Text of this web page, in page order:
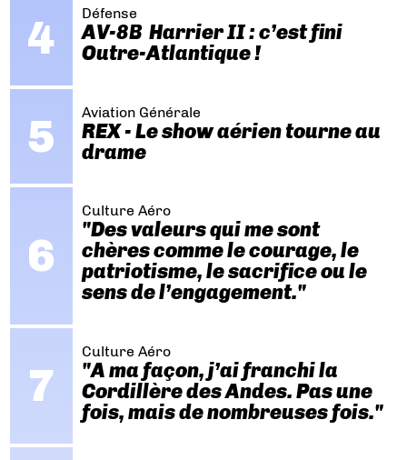
Défense
AV-8B Harrier II : c’est fini
Outre-Atlantique !
Aviation Générale
REX - Le show aérien tourne au
drame
Culture Aéro
"Des valeurs qui me sont
chères comme le courage, le
patriotisme, le sacrifice ou le
sens de l’engagement."
Culture Aéro
"A ma façon, j’ai franchi la
Cordillère des Andes. Pas une
fois, mais de nombreuses fois."